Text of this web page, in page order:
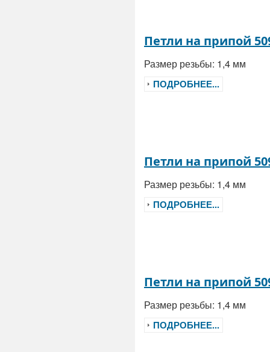
Петли на припой
Размер резьбы: 1,4 мм
ПОДРОБНЕЕ...
Петли на припой
Размер резьбы: 1,4 мм
ПОДРОБНЕЕ...
Петли на припой
Размер резьбы: 1,4 мм
ПОДРОБНЕЕ...